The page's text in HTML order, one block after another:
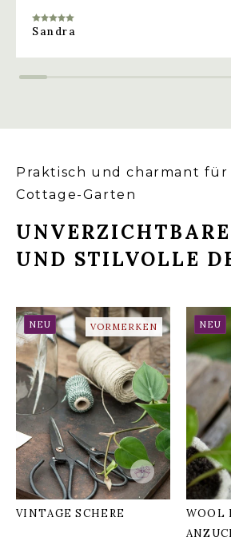
Sandra
Praktisch und charmant für
Cottage-Garten
UND STILVOLLE
VINTAGE SCHERE
VORMERKEN
NEU
VINTAGE SCHERE
NEU
WOOL